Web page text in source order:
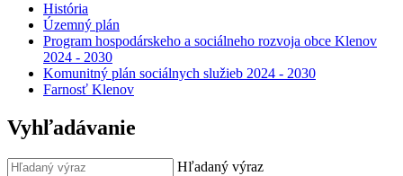
História
Územný plán
Program hospodárskeho a sociálneho rozvoja obce Klenov
2024 - 2030
Komunitný plán sociálnych služieb 2024 - 2030
Farnosť Klenov
Vyhľadávanie
Hľadaný výraz